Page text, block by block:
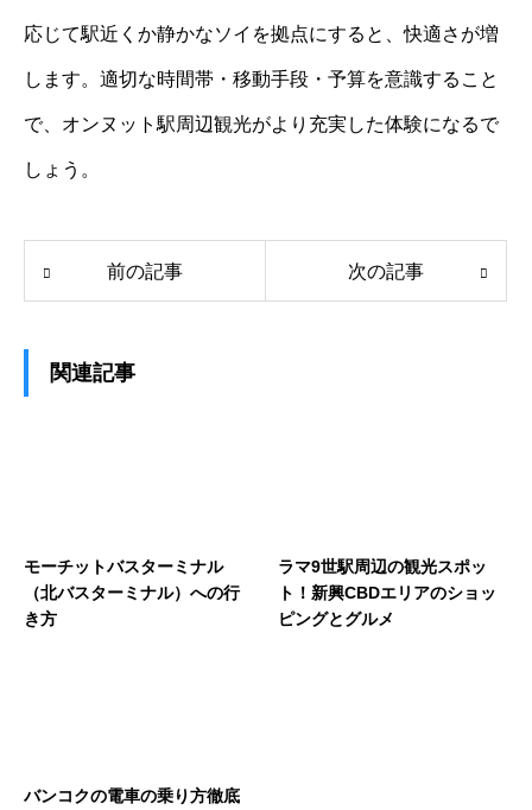
応じて駅近くか静かなソイを拠点にすると、快適さが増
します。適切な時間帯・移動手段・予算を意識すること
で、オンヌット駅周辺観光がより充実した体験になるで
しょう。
前の記事 次の記事
関連記事
モーチットバスターミナル
（北バスターミナル）への行
き方
ラマ9世駅周辺の観光スポッ
ト！新興CBDエリアのショッ
ピングとグルメ
バンコクの電車の乗り方徹底